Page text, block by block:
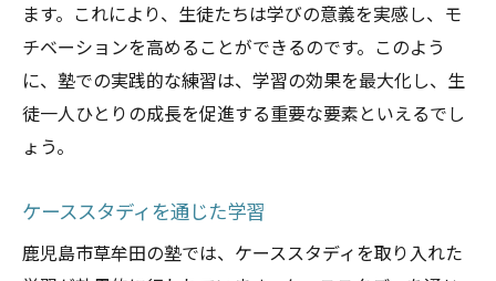
ます。これにより、生徒たちは学びの意義を実感し、モ
チベーションを高めることができるのです。このよう
に、塾での実践的な練習は、学習の効果を最大化し、生
徒一人ひとりの成長を促進する重要な要素といえるでし
ょう。
ケーススタディを通じた学習
鹿児島市草牟田の塾では、ケーススタディを取り入れた